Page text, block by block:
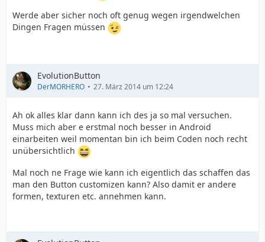
Werde aber sicher noch oft genug wegen irgendwelchen
Dingen Fragen müssen
EvolutionButton
DerMORHERO 27. März 2014 um 12:24
Ah ok alles klar dann kann ich des ja so mal versuchen.
Muss mich aber e erstmal noch besser in Android
einarbeiten weil momentan bin ich beim Coden noch recht
unübersichtlich
Mal noch ne Frage wie kann ich eigentlich das schaffen das
man den Button customizen kann? Also damit er andere
formen, texturen etc. annehmen kann.